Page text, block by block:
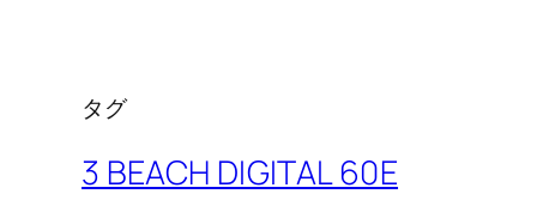
タグ
3 BEACH DIGITAL 60E